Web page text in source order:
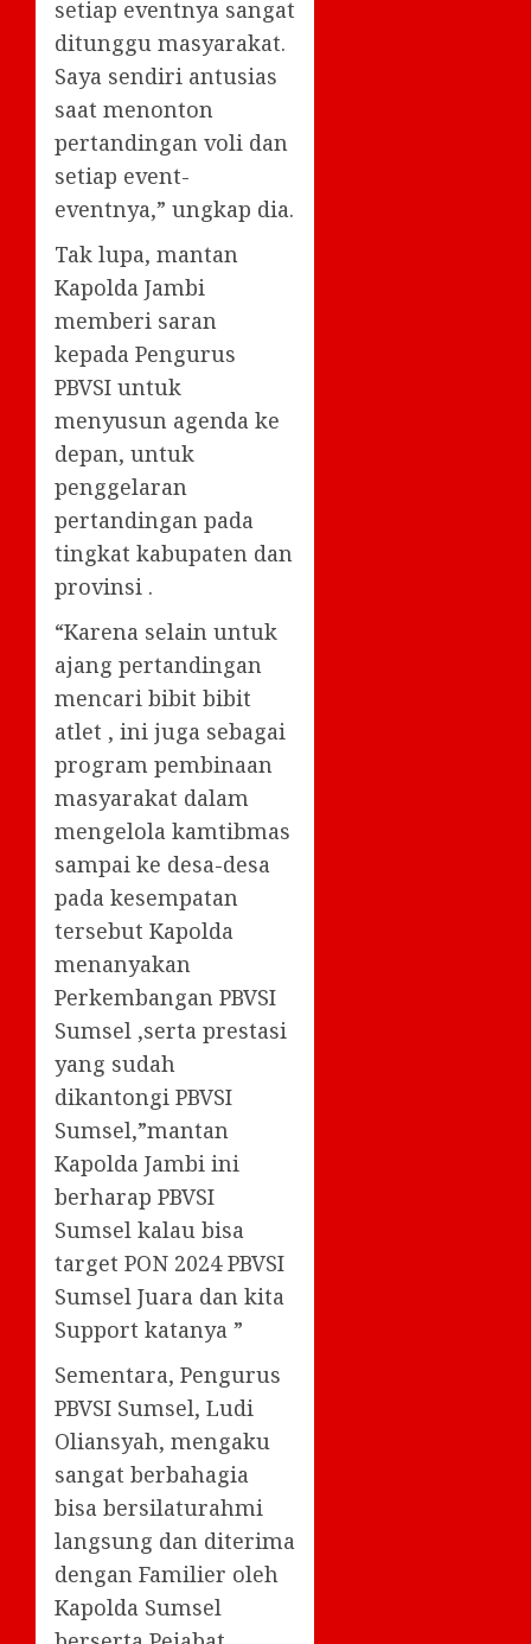
setiap eventnya sangat
ditunggu masyarakat.
Saya sendiri antusias
saat menonton
pertandingan voli dan
setiap event-
eventnya,” ungkap dia.
Tak lupa, mantan
Kapolda Jambi
memberi saran
kepada Pengurus
PBVSI untuk
menyusun agenda ke
depan, untuk
penggelaran
pertandingan pada
tingkat kabupaten dan
provinsi .
“Karena selain untuk
ajang pertandingan
mencari bibit bibit
atlet , ini juga sebagai
program pembinaan
masyarakat dalam
mengelola kamtibmas
sampai ke desa-desa
pada kesempatan
tersebut Kapolda
menanyakan
Perkembangan PBVSI
Sumsel ,serta prestasi
yang sudah
dikantongi PBVSI
Sumsel,”mantan
Kapolda Jambi ini
berharap PBVSI
Sumsel kalau bisa
target PON 2024 PBVSI
Sumsel Juara dan kita
Support katanya ”
Sementara, Pengurus
PBVSI Sumsel, Ludi
Oliansyah, mengaku
sangat berbahagia
bisa bersilaturahmi
langsung dan diterima
dengan Familier oleh
Kapolda Sumsel